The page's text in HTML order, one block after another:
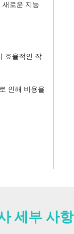
새로운 지능
효율적인 작
인해 비용을
세부 사항